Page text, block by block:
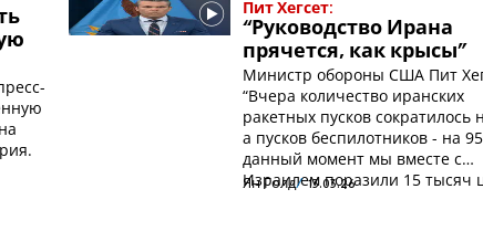
Пит Хегсет:
“Руководство Ирана
прячется, как крысы"
Министр обороны США Пит
“Вчера количество иранских
ракетных пусков сократилось
а пусков беспилотников - на
данный момент мы вместе с
Израилем поразили 15 тысяч
Ян Голд 13.03.26